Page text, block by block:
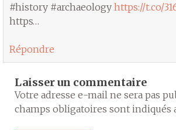
#history #archaeologyhttps://t.co/
https…
Répondre
Laisser un commentaire
Votre adresse e-mail ne sera pas
champs obligatoires sont indiqués